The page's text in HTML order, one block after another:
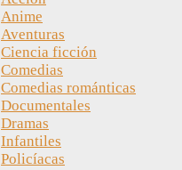
Anime
Aventuras
Ciencia ficción
Comedias
Comedias románticas
Documentales
Dramas
Infantiles
Policíacas